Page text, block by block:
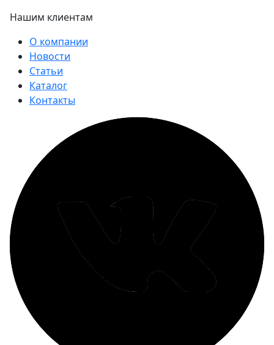
Нашим клиентам
О компании
Новости
Статьи
Каталог
Контакты